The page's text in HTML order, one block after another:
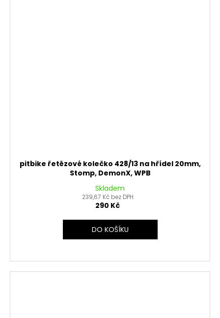
pitbike řetězové kolečko 428/13 na hřídel 20mm,
Stomp, DemonX, WPB
Skladem
239,67 Kč bez DPH
290 Kč
DO KOŠÍKU